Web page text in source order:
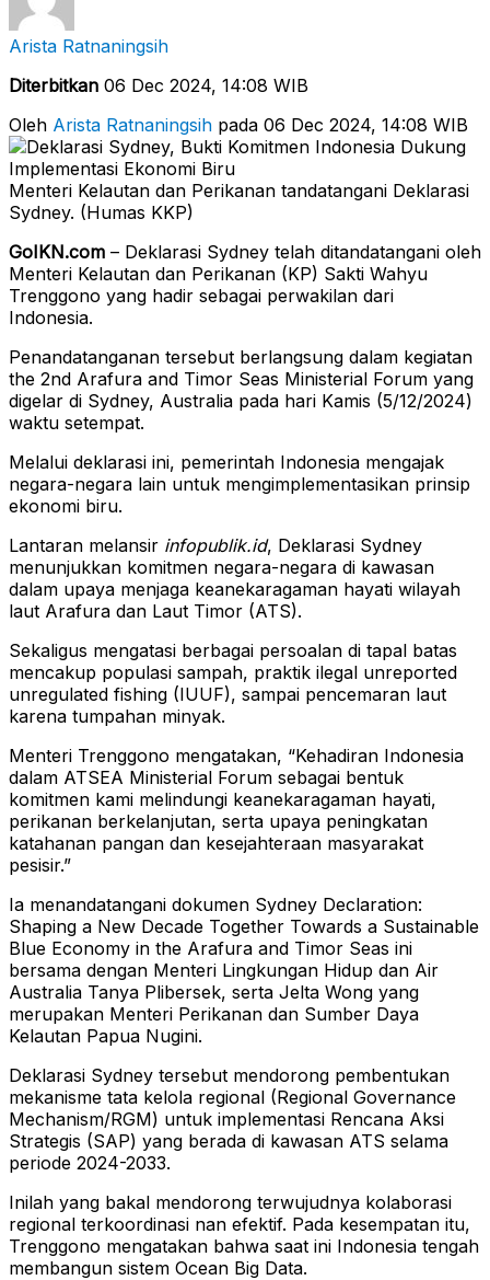
Arista Ratnaningsih
Diterbitkan 06 Dec 2024, 14:08 WIB
Oleh Arista Ratnaningsih pada 06 Dec 2024, 14:08 WIB
Menteri Kelautan dan Perikanan tandatangani Deklarasi
Sydney. (Humas KKP)
GoIKN.com – Deklarasi Sydney telah ditandatangani oleh
Menteri Kelautan dan Perikanan (KP) Sakti Wahyu
Trenggono yang hadir sebagai perwakilan dari
Indonesia.
Penandatanganan tersebut berlangsung dalam kegiatan
the 2nd Arafura and Timor Seas Ministerial Forum yang
digelar di Sydney, Australia pada hari Kamis (5/12/2024)
waktu setempat.
Melalui deklarasi ini, pemerintah Indonesia mengajak
negara-negara lain untuk mengimplementasikan prinsip
ekonomi biru.
Lantaran melansir infopublik.id, Deklarasi Sydney
menunjukkan komitmen negara-negara di kawasan
dalam upaya menjaga keanekaragaman hayati wilayah
laut Arafura dan Laut Timor (ATS).
Sekaligus mengatasi berbagai persoalan di tapal batas
mencakup populasi sampah, praktik ilegal unreported
unregulated fishing (IUUF), sampai pencemaran laut
karena tumpahan minyak.
Menteri Trenggono mengatakan, “Kehadiran Indonesia
dalam ATSEA Ministerial Forum sebagai bentuk
komitmen kami melindungi keanekaragaman hayati,
perikanan berkelanjutan, serta upaya peningkatan
katahanan pangan dan kesejahteraan masyarakat
pesisir.”
Ia menandatangani dokumen Sydney Declaration:
Shaping a New Decade Together Towards a Sustainable
Blue Economy in the Arafura and Timor Seas ini
bersama dengan Menteri Lingkungan Hidup dan Air
Australia Tanya Plibersek, serta Jelta Wong yang
merupakan Menteri Perikanan dan Sumber Daya
Kelautan Papua Nugini.
Deklarasi Sydney tersebut mendorong pembentukan
mekanisme tata kelola regional (Regional Governance
Mechanism/RGM) untuk implementasi Rencana Aksi
Strategis (SAP) yang berada di kawasan ATS selama
periode 2024-2033.
Inilah yang bakal mendorong terwujudnya kolaborasi
regional terkoordinasi nan efektif. Pada kesempatan itu,
Trenggono mengatakan bahwa saat ini Indonesia tengah
membangun sistem Ocean Big Data.